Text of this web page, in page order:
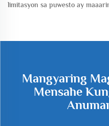
limitasyon sa puwesto ay
Mangyaring
Mensahe